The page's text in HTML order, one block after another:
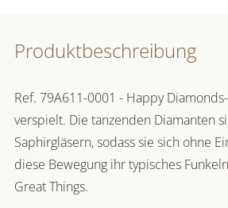
Produktbeschreibung
Ref. 79A611-0001 - Happy
verspielt. Die tanzenden Diamanten
Saphirgläsern, sodass sie sich ohne
diese Bewegung ihr typisches
Great Things.